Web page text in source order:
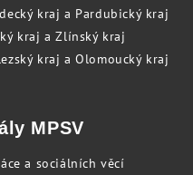
kraj a Pardubický kraj
kraj a Zlínský kraj
kraj a Olomoucký kraj
MPSV
a sociálních věcí